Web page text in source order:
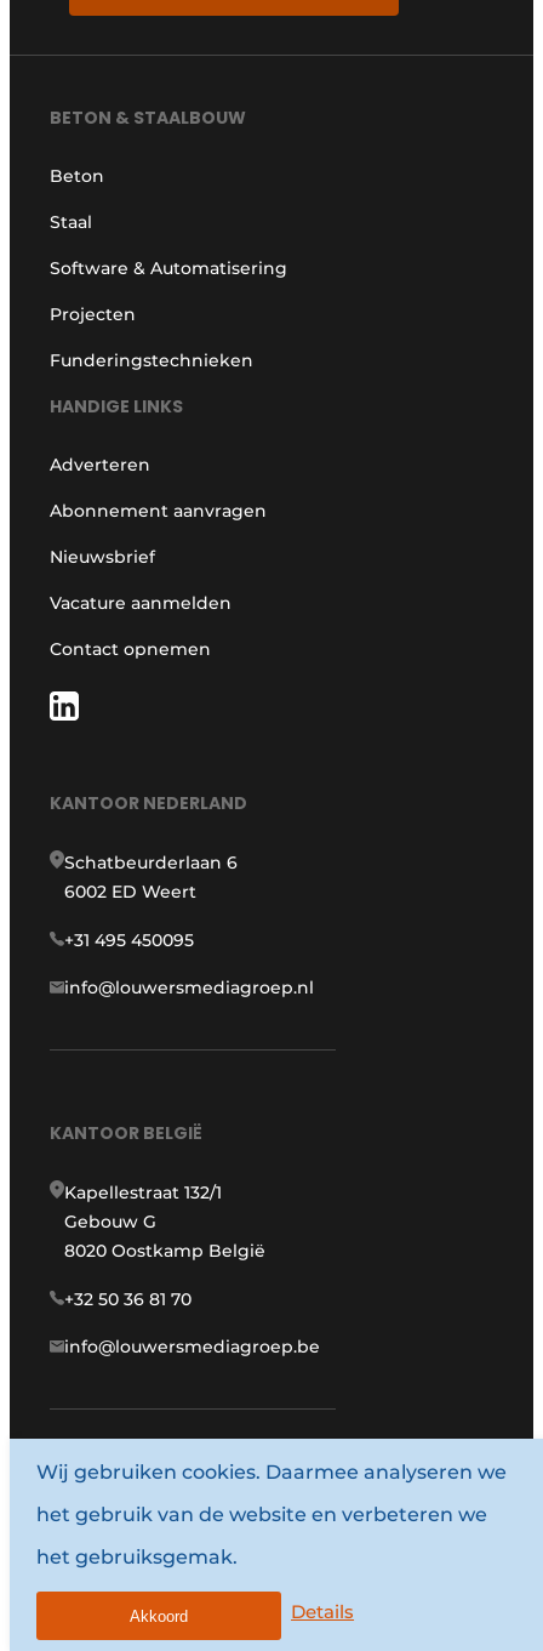
BETON & STAALBOUW
Beton
Staal
Software & Automatisering
Projecten
Funderingstechnieken
HANDIGE LINKS
Adverteren
Abonnement aanvragen
Nieuwsbrief
Vacature aanmelden
Contact opnemen
KANTOOR NEDERLAND
Schatbeurderlaan 6
6002 ED Weert
+31 495 450095
info@louwersmediagroep.nl
KANTOOR BELGIË
Kapellestraat 132/1
Gebouw G
8020 Oostkamp België
+32 50 36 81 70
info@louwersmediagroep.be
www.louwersmediagroep.com
© 1987 - 2026 Louwersmediagroep.
Algemene voorwaarden
Wij gebruiken cookies. Daarmee analyseren we
het gebruik van de website en verbeteren we
het gebruiksgemak.
Details
Akkoord